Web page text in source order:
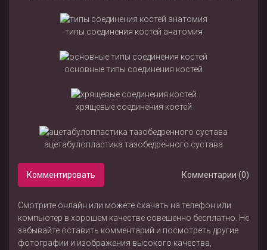
типы соединения костей анатомия
основные типы соединения костей
хрящевые соединения костей
ацетабулопластика тазобедренного сустава
Комментировать Комментарии (0)
Смотрите онлайн или можете скачать на телефон или
компьютер в хорошем качестве совешенно бесплатно. Не
забывайте оставить комментарий и посмотреть другие
фотографии и изображения высокого качества,